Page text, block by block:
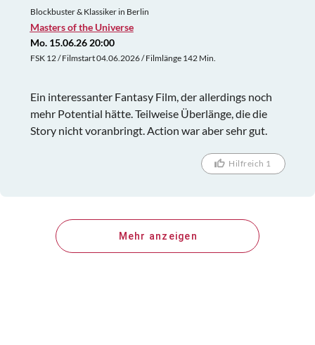
Blockbuster & Klassiker in Berlin
Masters of the Universe
Mo. 15.06.26 20:00
FSK 12 / Filmstart 04.06.2026 / Filmlänge 142 Min.
Ein interessanter Fantasy Film, der allerdings noch
mehr Potential hätte. Teilweise Überlänge, die die
Story nicht voranbringt. Action war aber sehr gut.
Hilfreich 1
Mehr anzeigen